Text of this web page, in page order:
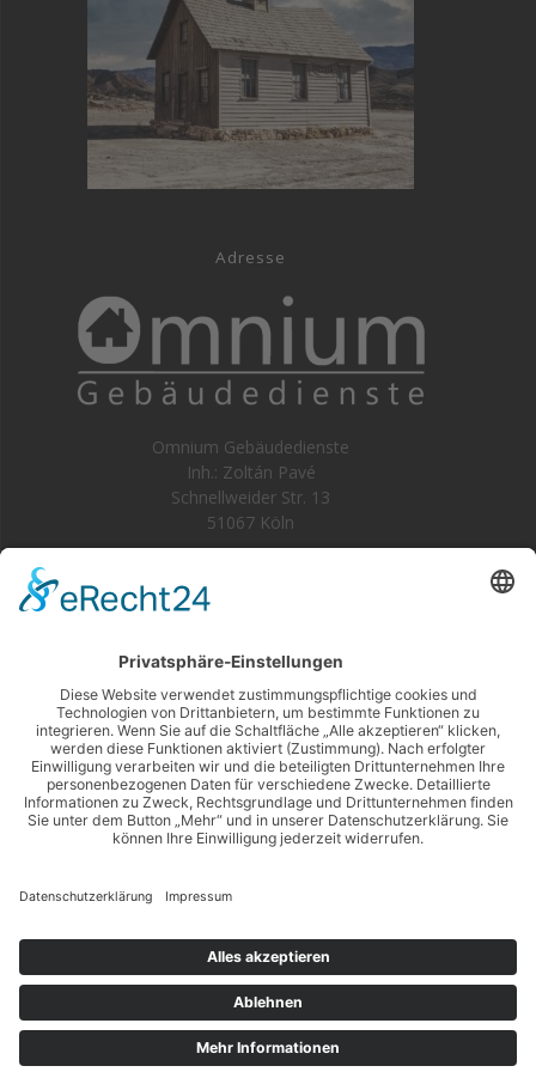
Adresse
Omnium Gebäudedienste
Inh.: Zoltán Pavé
Schnellweider Str. 13
51067 Köln
Telefon: 0221-56 034 53-0
E-Mail:info@omnium.koeln
Rechtliches
Impressum
Datenschutzerklärung
Gebäudedienste Köln
© 2026 Gebäudedienste Köln. Built using WordPress and